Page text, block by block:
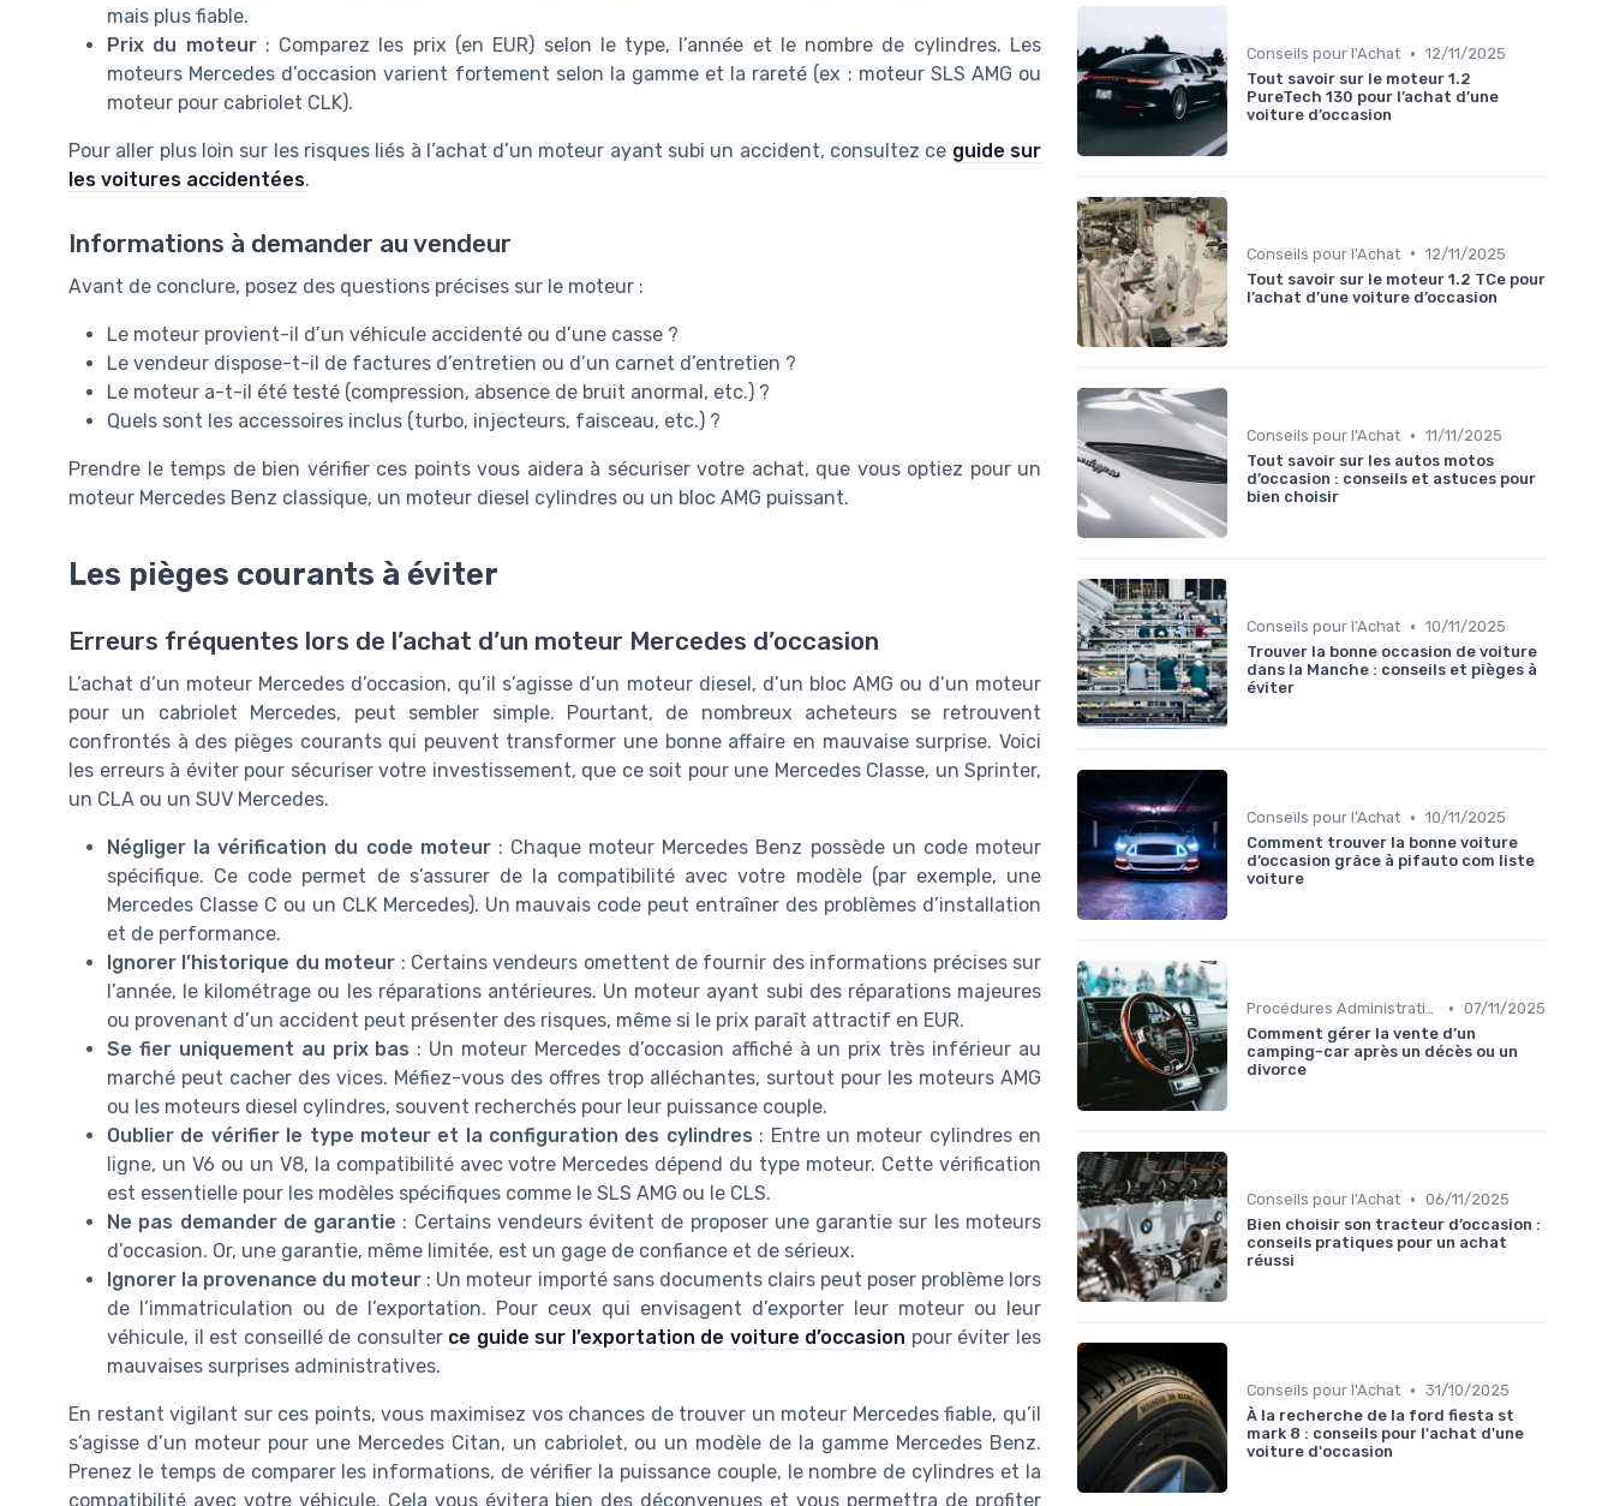
mais plus fiable.
Prix du moteur: Comparez les prix (en EUR) selon le type, l’année et le nombre de cylindres. Les
moteurs Mercedes d’occasion varient fortement selon la gamme et la rareté (ex : moteur SLS AMG ou
moteur pour cabriolet CLK).
Pour aller plus loin sur les risques liés à l’achat d’un moteur ayant subi un accident, consultez ce guide sur
les voitures accidentées.
Informations à demander au vendeur
Avant de conclure, posez des questions précises sur le moteur :
Le moteur provient-il d’un véhicule accidenté ou d’une casse ?
Le vendeur dispose-t-il de factures d’entretien ou d’un carnet d’entretien ?
Le moteur a-t-il été testé (compression, absence de bruit anormal, etc.) ?
Quels sont les accessoires inclus (turbo, injecteurs, faisceau, etc.) ?
Prendre le temps de bien vérifier ces points vous aidera à sécuriser votre achat, que vous optiez pour un
moteur Mercedes Benz classique, un moteur diesel cylindres ou un bloc AMG puissant.
Les pièges courants à éviter
Erreurs fréquentes lors de l’achat d’un moteur Mercedes d’occasion
L’achat d’un moteur Mercedes d’occasion, qu’il s’agisse d’un moteur diesel, d’un bloc AMG ou d’un moteur
pour un cabriolet Mercedes, peut sembler simple. Pourtant, de nombreux acheteurs se retrouvent
confrontés à des pièges courants qui peuvent transformer une bonne affaire en mauvaise surprise. Voici
les erreurs à éviter pour sécuriser votre investissement, que ce soit pour une Mercedes Classe, un Sprinter,
un CLA ou un SUV Mercedes.
Négliger la vérification du code moteur: Chaque moteur Mercedes Benz possède un code moteur
spécifique. Ce code permet de s’assurer de la compatibilité avec votre modèle (par exemple, une
Mercedes Classe C ou un CLK Mercedes). Un mauvais code peut entraîner des problèmes d’installation
et de performance.
Ignorer l’historique du moteur : Certains vendeurs omettent de fournir des informations précises sur
l’année, le kilométrage ou les réparations antérieures. Un moteur ayant subi des réparations majeures
ou provenant d’un accident peut présenter des risques, même si le prix paraît attractif en EUR.
Se fier uniquement au prix bas : Un moteur Mercedes d’occasion affiché à un prix très inférieur au
marché peut cacher des vices. Méfiez-vous des offres trop alléchantes, surtout pour les moteurs AMG
ou les moteurs diesel cylindres, souvent recherchés pour leur puissance couple.
Oublier de vérifier le type moteur et la configuration des cylindres : Entre un moteur cylindres en
ligne, un V6 ou un V8, la compatibilité avec votre Mercedes dépend du type moteur. Cette vérification
est essentielle pour les modèles spécifiques comme le SLS AMG ou le CLS.
Ne pas demander de garantie : Certains vendeurs évitent de proposer une garantie sur les moteurs
d’occasion. Or, une garantie, même limitée, est un gage de confiance et de sérieux.
Ignorer la provenance du moteur : Un moteur importé sans documents clairs peut poser problème lors
de l’immatriculation ou de l’exportation. Pour ceux qui envisagent d’exporter leur moteur ou leur
véhicule, il est conseillé de consulter ce guide sur l’exportation de voiture d’occasion pour éviter les
mauvaises surprises administratives.
En restant vigilant sur ces points, vous maximisez vos chances de trouver un moteur Mercedes fiable, qu’il
s’agisse d’un moteur pour une Mercedes Citan, un cabriolet, ou un modèle de la gamme Mercedes Benz.
Prenez le temps de comparer les informations, de vérifier la puissance couple, le nombre de cylindres et la
compatibilité avec votre véhicule. Cela vous évitera bien des déconvenues et vous permettra de profiter
Conseils pour l'Achat • 12/11/2025
Tout savoir sur le moteur 1.2
PureTech 130 pour l’achat d’une
voiture d’occasion
Conseils pour l'Achat • 12/11/2025
Tout savoir sur le moteur 1.2 TCe pour
l’achat d’une voiture d’occasion
Conseils pour l'Achat • 11/11/2025
Tout savoir sur les autos motos
d’occasion : conseils et astuces pour
bien choisir
Conseils pour l'Achat • 10/11/2025
Trouver la bonne occasion de voiture
dans la Manche : conseils et pièges à
éviter
Conseils pour l'Achat • 10/11/2025
Comment trouver la bonne voiture
d’occasion grâce à pifauto com liste
voiture
Procédures Administratives • 07/11/2025
Comment gérer la vente d’un
camping-car après un décès ou un
divorce
Conseils pour l'Achat • 06/11/2025
Bien choisir son tracteur d’occasion :
conseils pratiques pour un achat
réussi
Conseils pour l'Achat • 31/10/2025
À la recherche de la ford fiesta st
mark 8 : conseils pour l'achat d'une
voiture d'occasion